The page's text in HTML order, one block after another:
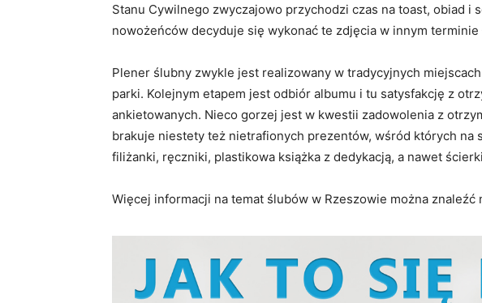
Stanu Cywilnego zwyczajowo przychodzi czas na toast, obiad i
nowożeńców decyduje się wykonać te zdjęcia w innym terminie
Plener ślubny zwykle jest realizowany w tradycyjnych
parki. Kolejnym etapem jest odbiór albumu i tu satysfakcję z
ankietowanych. Nieco gorzej jest w kwestii zadowolenia z
brakuje niestety też nietrafionych prezentów, wśród których na
filiżanki, ręczniki, plastikowa książka z dedykacją, a nawet
Więcej informacji na temat ślubów w Rzeszowie można znaleźć